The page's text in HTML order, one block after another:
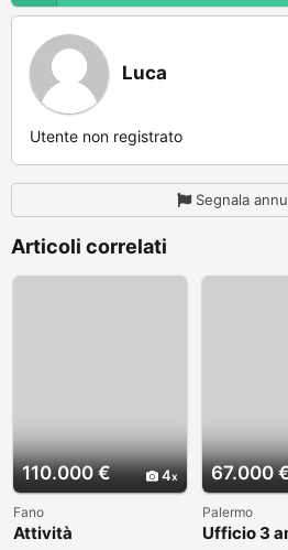
Luca
Utente non registrato
Segnala
Articoli correlati
110.000 € 4
Fano
Attività
67.000
Palermo
Ufficio 3